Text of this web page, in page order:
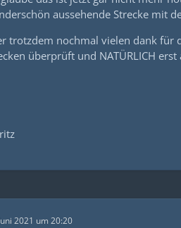
aussehende Strecke mit
trotzdem nochmal vielen dank für
überprüft und NATÜRLICH
2021 um 20:20